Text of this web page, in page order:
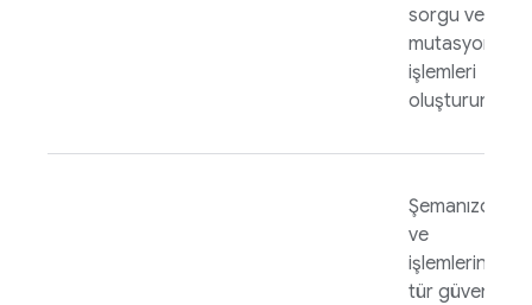
sorgu ve
mutasyon
işlemleri
oluşturun.
Şemanızdan
ve
işlemlerinizden
tür güvenli